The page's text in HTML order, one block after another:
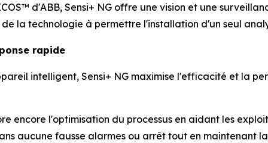
d'ABB, Sensi+ NG offre une vision et une
la technologie à permettre l'installation d'un seul
rapide
intelligent, Sensi+ NG maximise l'efficacité et la
encore l'optimisation du processus en aidant les
aucune fausse alarmes ou arrêt tout en maintenant